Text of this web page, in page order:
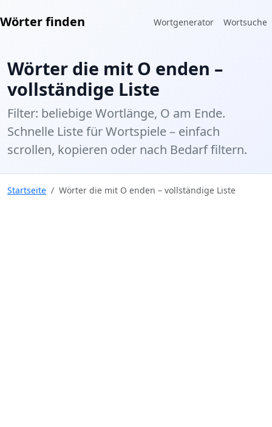
Wörter finden Wortgenerator Wortsuche
Wörter die mit O enden –
vollständige Liste
Filter: beliebige Wortlänge, O am Ende.
Schnelle Liste für Wortspiele – einfach
scrollen, kopieren oder nach Bedarf filtern.
Startseite Wörter die mit O enden – vollständige Liste